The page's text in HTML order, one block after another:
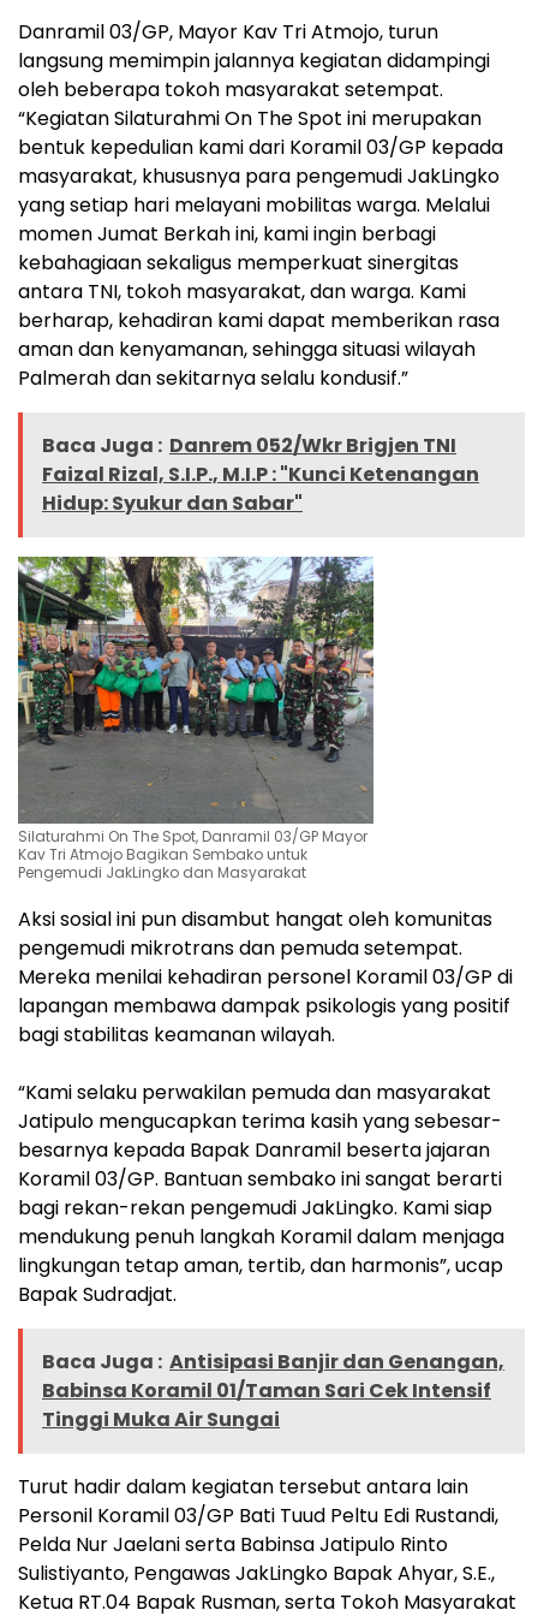
​Danramil 03/GP, Mayor Kav Tri Atmojo, turun
langsung memimpin jalannya kegiatan didampingi
oleh beberapa tokoh masyarakat setempat.
“Kegiatan Silaturahmi On The Spot ini merupakan
bentuk kepedulian kami dari Koramil 03/GP kepada
masyarakat, khususnya para pengemudi JakLingko
yang setiap hari melayani mobilitas warga. Melalui
momen Jumat Berkah ini, kami ingin berbagi
kebahagiaan sekaligus memperkuat sinergitas
antara TNI, tokoh masyarakat, dan warga. Kami
berharap, kehadiran kami dapat memberikan rasa
aman dan kenyamanan, sehingga situasi wilayah
Palmerah dan sekitarnya selalu kondusif.”
Baca Juga : Danrem 052/Wkr Brigjen TNI
Faizal Rizal, S.I.P., M.I.P : "Kunci Ketenangan
Hidup: Syukur dan Sabar"
Silaturahmi On The Spot, Danramil 03/GP Mayor
Kav Tri Atmojo Bagikan Sembako untuk
Pengemudi JakLingko dan Masyarakat
​Aksi sosial ini pun disambut hangat oleh komunitas
pengemudi mikrotrans dan pemuda setempat.
Mereka menilai kehadiran personel Koramil 03/GP di
lapangan membawa dampak psikologis yang positif
bagi stabilitas keamanan wilayah.
“Kami selaku perwakilan pemuda dan masyarakat
Jatipulo mengucapkan terima kasih yang sebesar-
besarnya kepada Bapak Danramil beserta jajaran
Koramil 03/GP. Bantuan sembako ini sangat berarti
bagi rekan-rekan pengemudi JakLingko. Kami siap
mendukung penuh langkah Koramil dalam menjaga
lingkungan tetap aman, tertib, dan harmonis”, ucap
Bapak Sudradjat.
Baca Juga : Antisipasi Banjir dan Genangan,
Babinsa Koramil 01/Taman Sari Cek Intensif
Tinggi Muka Air Sungai
​Turut hadir dalam kegiatan tersebut antara lain
Personil Koramil 03/GP Bati Tuud Peltu Edi Rustandi,
Pelda Nur Jaelani serta Babinsa Jatipulo Rinto
Sulistiyanto, Pengawas JakLingko Bapak Ahyar, S.E.,
Ketua RT.04 Bapak Rusman, serta Tokoh Masyarakat